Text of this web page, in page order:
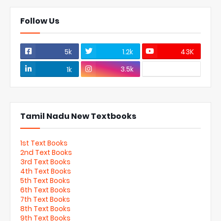
Follow Us
5k 1.2k
43K
1k
3.5k
Tamil Nadu New Textbooks
1st Text Books
2nd Text Books
3rd Text Books
4th Text Books
5th Text Books
6th Text Books
7th Text Books
8th Text Books
9th Text Books